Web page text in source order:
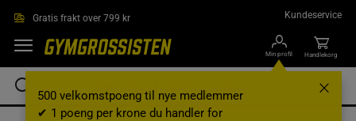
Gratis frakt over 799 kr Kundeservice
Min profil
500 velkomstpoeng til nye medlemmer
✔ 1 poeng per krone du handler for
Handlekorg